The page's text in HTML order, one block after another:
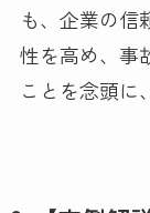
も、企業の信
性を高め、事
ことを念頭に